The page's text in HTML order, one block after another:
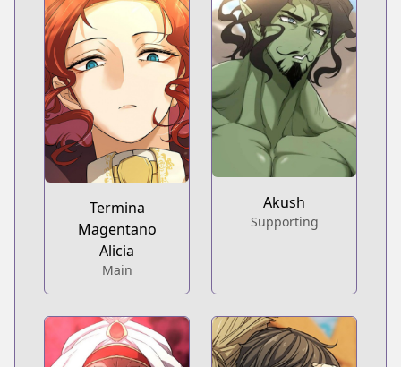
Termina
Magentano
Alicia
Main
Akush
Supporting